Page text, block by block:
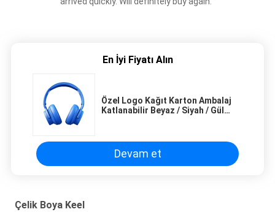
En İyi Fiyatı Alın
Özel Logo Kağıt Karton Ambalaj
Katlanabilir Beyaz / Siyah / Gül
Devam et
Çelik Boya Keel